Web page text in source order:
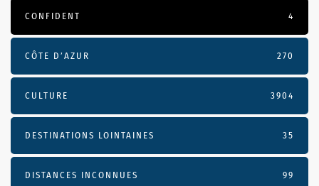
CONFIDENT 4
CÔTE D’AZUR 270
CULTURE 3904
DESTINATIONS LOINTAINES 35
DISTANCES INCONNUES 99